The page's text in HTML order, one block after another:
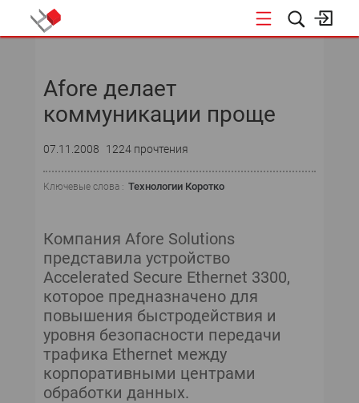
ПОДПИСКА
Afore делает
коммуникации проще
07.11.2008 1224 прочтения
Ключевые слова : Технологии Коротко
Компания Afore Solutions
представила устройство
Accelerated Secure Ethernet 3300,
которое предназначено для
повышения быстродействия и
уровня безопасности передачи
трафика Ethernet между
корпоративными центрами
обработки данных.